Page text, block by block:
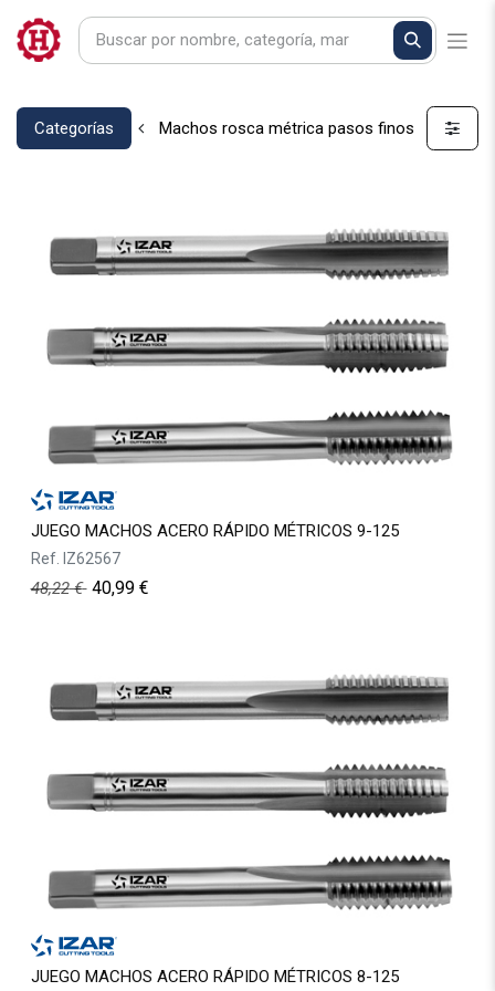
Categorías Machos rosca métrica pasos finos
JUEGO MACHOS ACERO RÁPIDO MÉTRICOS 9-125
Ref. IZ62567
48,22€ 40,99€
JUEGO MACHOS ACERO RÁPIDO MÉTRICOS 8-125